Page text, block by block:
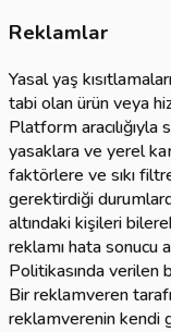
Reklamlar
Yasal yaş
tabi olan ürün veya
Platform
yasaklara ve yerel
faktörlere ve sıkı
gerektirdiği
altındaki kişileri
reklamı hata sonucu
Politikasında verilen
Bir reklamveren
reklamverenin kendi